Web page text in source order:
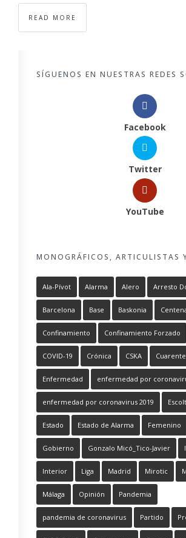
READ MORE
SÍGUENOS EN NUESTRAS REDES
Facebook
Twitter
YouTube
MONOGRÁFICOS, ARTICULISTAS
Ala-Pívot Alarma Alero Arresto
Barcelona Base Baskonia
Confinamiento Confinamiento Forzado
COVID-19 Crónica CSKA
Enfermedad enfermedad por
enfermedad por coronavirus 2019
Estado Estado de Alarma Femenino
Gobierno Gonzalo Micó_Tico-Javier
Interior Liga Madrid Mirotic
Málaga Opinión Pandemia
pandemia de coronavirus Partido